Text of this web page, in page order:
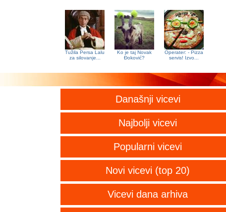
Tužila Persa Lalu
za silovanje...
Ko je taj Novak
Đoković?
Operater: - Pizza
servis! Izvo...
Današnji vicevi
Najbolji vicevi
Popularni vicevi
Novi vicevi (top 20)
Vicevi dana arhiva